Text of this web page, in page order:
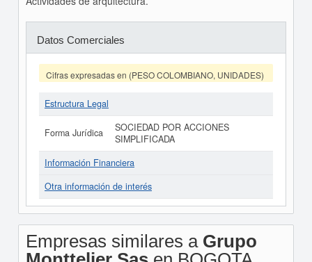
Datos Comerciales
Cifras expresadas en (PESO COLOMBIANO, UNIDADES)
Estructura Legal
Forma Jurídica
SOCIEDAD POR ACCIONES
SIMPLIFICADA
Información Financiera
Otra información de interés
Empresas similares a Grupo